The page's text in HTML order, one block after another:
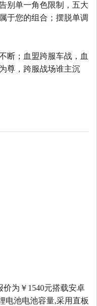
别单一角色限制，五大
于您的组合；摆脱单调
断；血盟跨服车战，血
尊，跨服战场谁主沉
价为￥1540元搭载安卓
电池电池容量,采用直板